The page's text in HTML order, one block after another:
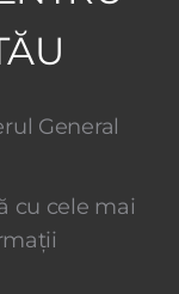
General
cu cele mai